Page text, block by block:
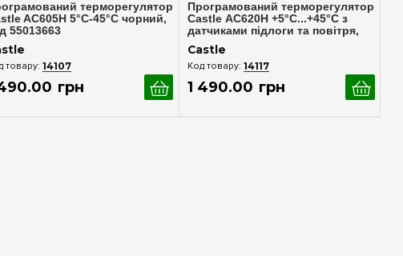
терморегулятор
AC605H 5°С-45°C чорний,
55013663
14107
.00 грн
Програмований терморегулятор
Castle АС620H +5°С...+45°C з
датчиками підлоги та повітря,
чорний
Castle
14117
1 490.00 грн